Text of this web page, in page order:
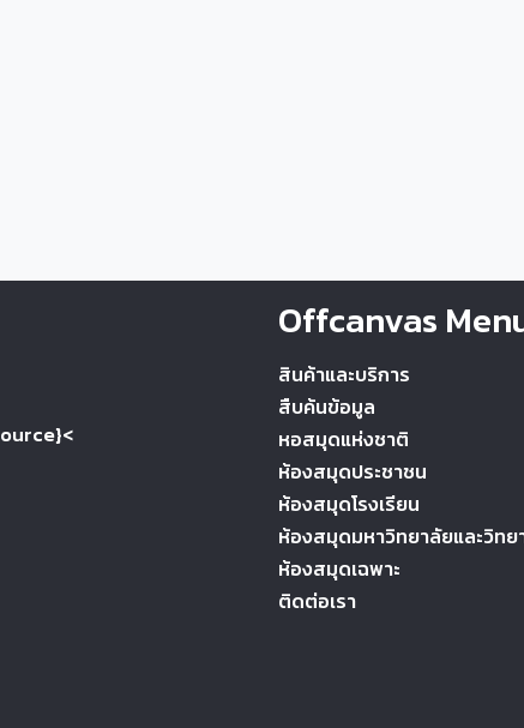
Offcanvas
สินค้าและบริการ
สืบค้นข้อมูล
หอสมุดแห่งชาติ
ห้องสมุดประชาชน
ห้องสมุดโรงเรียน
ห้องสมุดมหาวิทยาลัยและวิทย
ห้องสมุดเฉพาะ
ติดต่อเรา